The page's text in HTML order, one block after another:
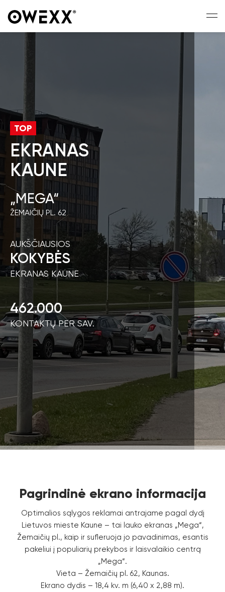
TOP
EKRANAS
KAUNE
„MEGA“
ŽEMAIČIŲ PL. 62
AUKŠČIAUSIOS
KOKYBĖS
EKRANAS KAUNE
462.000
KONTAKTŲ PER SAV.
Pagrindinė ekrano informacija
Optimalios sąlygos reklamai antrajame pagal dydį
Lietuvos mieste Kaune – tai lauko ekranas „Mega“,
Žemaičių pl., kaip ir sufleruoja jo pavadinimas, esantis
pakeliui į populiarių prekybos ir laisvalaikio centrą
„Mega“.
Vieta – Žemaičių pl. 62, Kaunas.
Ekrano dydis – 18,4 kv. m (6,40 x 2,88 m).